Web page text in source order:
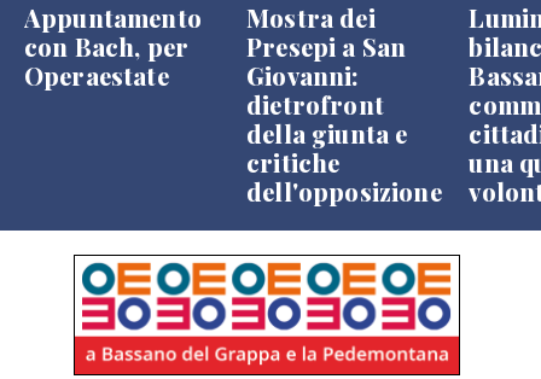
Appuntamento
con Bach, per
Operaestate
Mostra dei
Presepi a San
Giovanni:
dietrofront
della giunta e
critiche
dell'opposizione
una